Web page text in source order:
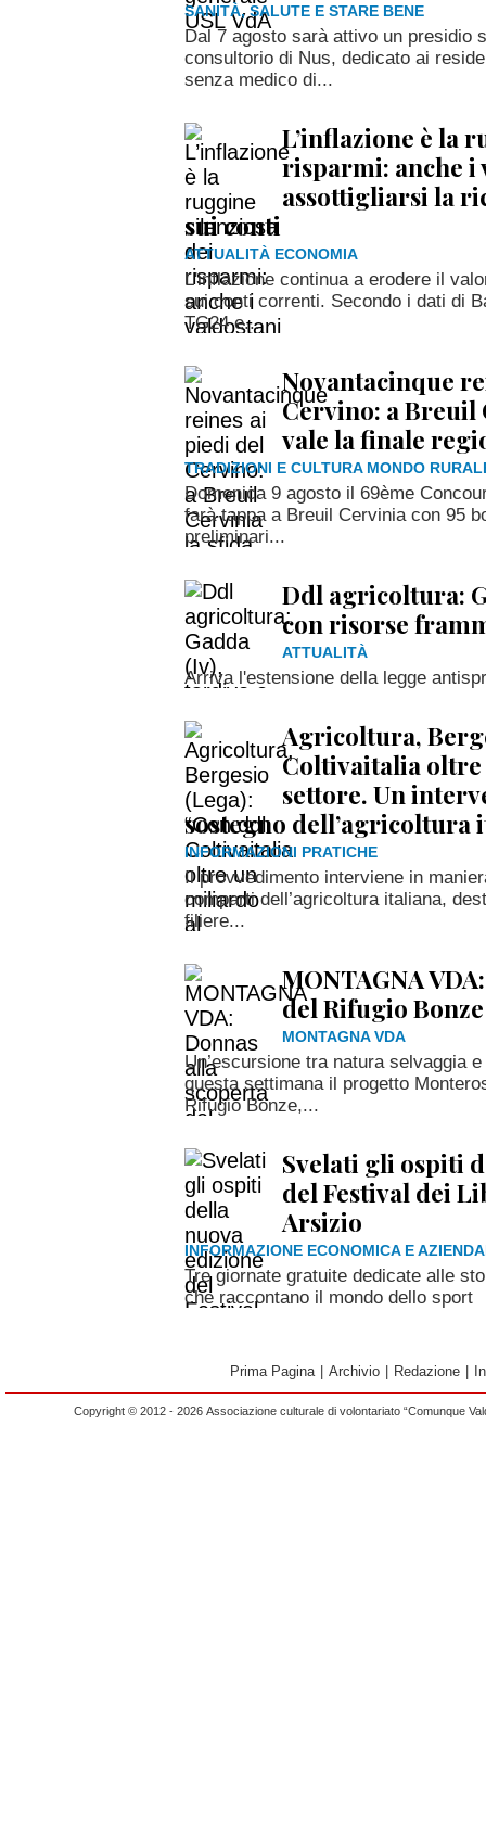
SANITÀ, SALUTE E STARE BENE
Dal 7 agosto sarà attivo un presidio
consultorio di Nus, dedicato ai
senza medico di...
L’inflazione è la
risparmi: anche i
assottigliarsi la
sui conti
ATTUALITÀ ECONOMIA
L'inflazione continua a erodere il
sui conti correnti. Secondo i dati di
TG24 e...
Novantacinque
Cervino: a Breuil
vale la finale
TRADIZIONI E CULTURA MONDO
Domenica 9 agosto il 69ème
farà tappa a Breuil Cervinia con 95
preliminari...
Ddl agricoltura:
con risorse
ATTUALITÀ
Arriva l'estensione della legge
Agricoltura,
Coltivaitalia
settore. Un
sostegno dell’agricoltura
INFORMAZIONI PRATICHE
Il provvedimento interviene in
comparti dell’agricoltura italiana,
filiere...
MONTAGNA
del Rifugio Bonze
MONTAGNA VDA
Un’escursione tra natura selvaggia
questa settimana il progetto
Rifugio Bonze,...
Svelati gli ospiti
del Festival dei
Arsizio
INFORMAZIONE ECONOMICA E
Tre giornate gratuite dedicate alle
che raccontano il mondo dello sport
Prima Pagina Archivio Redazione
Copyright © 2012 - 2026 Associazione culturale di volontariato “Comunque